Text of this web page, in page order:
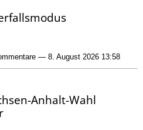
— 8. August 2026 13:58
Anhalt-Wahl